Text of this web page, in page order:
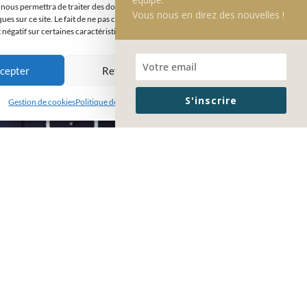
permettra de traiter des données telles que le comportement de navigation
sur ce site. Le fait de ne pas consentir ou de retirer son consentement peut
sur certaines caractéristiques et fonctions.
Refuser Voir les préférences
Gestion de cookiesPolitique de confidentialité Mentions légales
Vous nous en direz des nouvelles !
S'inscrire